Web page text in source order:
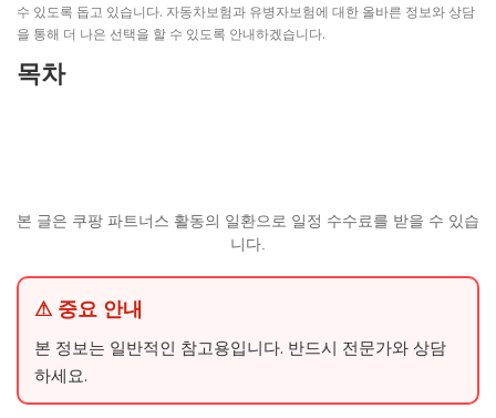
수 있도록 돕고 있습니다. 자동차보험과 유병자보험에 대한 올바른 정보와 상담
을 통해 더 나은 선택을 할 수 있도록 안내하겠습니다.
목차
본 글은 쿠팡 파트너스 활동의 일환으로 일정 수수료를 받을 수 있습
니다.
⚠ 중요 안내
본 정보는 일반적인 참고용입니다. 반드시 전문가와 상담
하세요.